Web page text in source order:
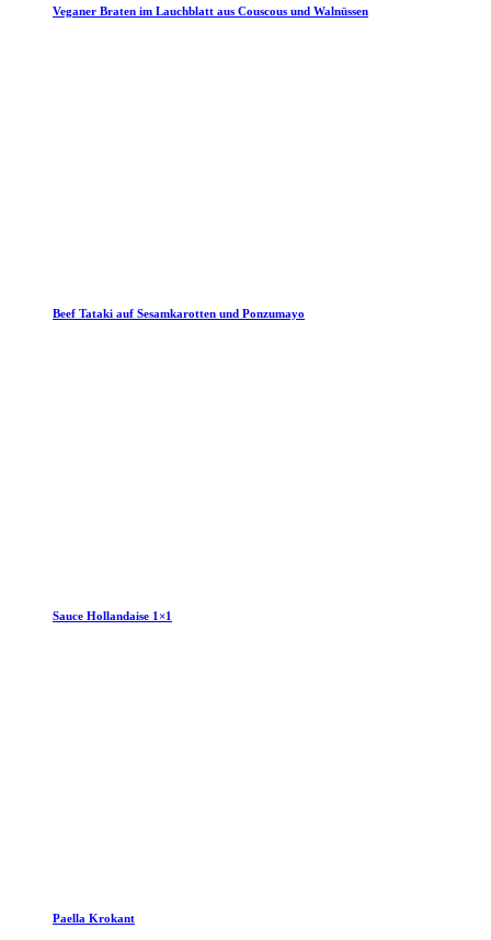
Veganer Braten im Lauchblatt aus Couscous und Walnüssen
Beef Tataki auf Sesamkarotten und Ponzumayo
Sauce Hollandaise 1×1
Paella Krokant